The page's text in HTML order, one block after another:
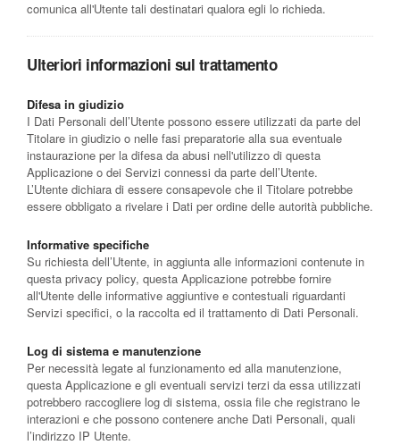
comunica all'Utente tali destinatari qualora egli lo richieda.
Ulteriori informazioni sul trattamento
Difesa in giudizio
I Dati Personali dell’Utente possono essere utilizzati da parte del
Titolare in giudizio o nelle fasi preparatorie alla sua eventuale
instaurazione per la difesa da abusi nell'utilizzo di questa
Applicazione o dei Servizi connessi da parte dell’Utente.
L’Utente dichiara di essere consapevole che il Titolare potrebbe
essere obbligato a rivelare i Dati per ordine delle autorità pubbliche.
Informative specifiche
Su richiesta dell’Utente, in aggiunta alle informazioni contenute in
questa privacy policy, questa Applicazione potrebbe fornire
all'Utente delle informative aggiuntive e contestuali riguardanti
Servizi specifici, o la raccolta ed il trattamento di Dati Personali.
Log di sistema e manutenzione
Per necessità legate al funzionamento ed alla manutenzione,
questa Applicazione e gli eventuali servizi terzi da essa utilizzati
potrebbero raccogliere log di sistema, ossia file che registrano le
interazioni e che possono contenere anche Dati Personali, quali
l’indirizzo IP Utente.